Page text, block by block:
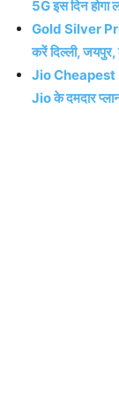
5G इस दिन
Gold Silver
करें दिल्ली,
Jio Cheapest
Jio के दमदार